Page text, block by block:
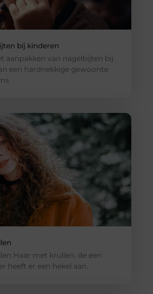
bij kinderen
aanpakken van nagelbijten bij
een hardnekkige gewoonte
Haar met krullen, de een
heeft er een hekel aan.